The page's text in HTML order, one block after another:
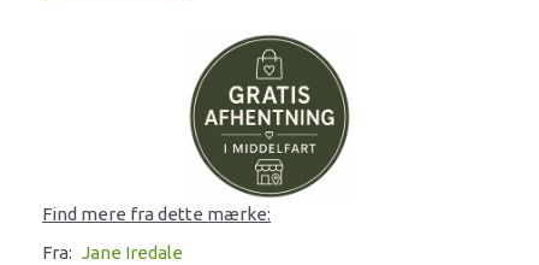
Find mere fra dette mærke:
Fra: Jane Iredale